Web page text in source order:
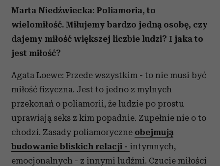
Marta Niedźwiecka: Poliamoria, to
wielomiłość. Miłujemy bardzo jedną osobę, czy
dajemy miłość większej liczbie ludzi? I jaka to
jest miłość?
Agata Loewe: Przede wszystkim - to nie musi być
miłość fizyczna. Jest to jedno z mylnych
przekonań o poliamorii, że ludzie po prostu
uprawiają seks z kim popadnie. Zupełnie nie o to
chodzi. Zasady poliamoryczne obejmują
budowanie bliskich relacji - intymnych,
emocjonalnych - z innymi ludźmi. Czucie miłości